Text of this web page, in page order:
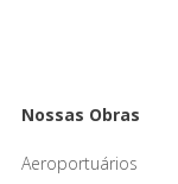
Nossas Obras
Aeroportuários